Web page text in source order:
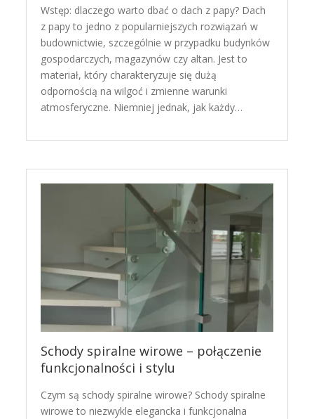
Wstęp: dlaczego warto dbać o dach z papy? Dach
z papy to jedno z popularniejszych rozwiązań w
budownictwie, szczególnie w przypadku budynków
gospodarczych, magazynów czy altan. Jest to
materiał, który charakteryzuje się dużą
odpornością na wilgoć i zmienne warunki
atmosferyczne. Niemniej jednak, jak każdy…
Schody spiralne wirowe – połączenie
funkcjonalności i stylu
Czym są schody spiralne wirowe? Schody spiralne
wirowe to niezwykle elegancka i funkcjonalna